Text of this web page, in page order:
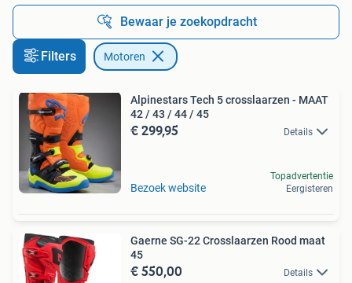
Bewaar je zoekopdracht
Filters Motoren
Alpinestars Tech 5 crosslaarzen - MAAT
42 / 43 / 44 / 45
€ 299,95 Details
Bezoek website
Topadvertentie
Eergisteren
Gaerne SG-22 Crosslaarzen Rood maat
45
€ 550,00 Details